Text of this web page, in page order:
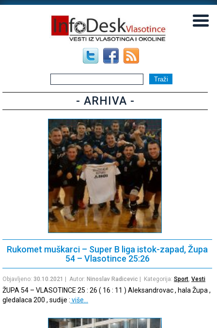
- ARHIVA -
Rukomet muškarci – Super B liga istok-zapad, Župa
54 – Vlasotince 25:26
Objavljeno: 30.10.2021 | Autor: Ninoslav Radicevic | Kategorija: Sport, Vesti
ŽUPA 54 – VLASOTINCE 25 : 26 ( 16 : 11 ) Aleksandrovac , hala Župa ,
gledalaca 200 , sudije : više…